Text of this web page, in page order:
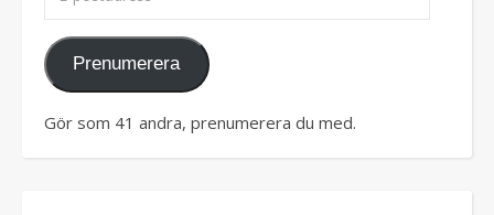
Prenumerera
Gör som 41 andra, prenumerera du med.